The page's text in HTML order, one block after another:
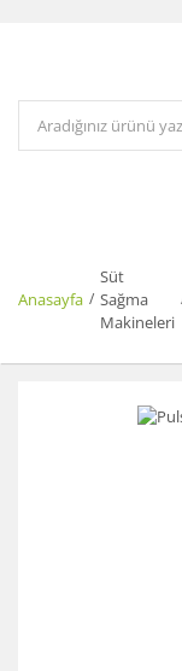
Anasayfa
Süt
Sağma
Makineleri